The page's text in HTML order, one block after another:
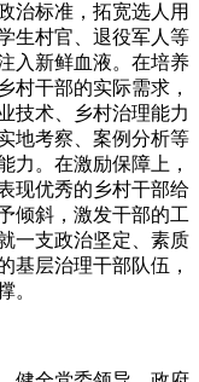
治标准，拓宽选人用
生村官、退役军人等
入新鲜血液。在培养
村干部的实际需求，
技术、乡村治理能力
地考察、案例分析等
力。在激励保障上，
现优秀的乡村干部给
倾斜，激发干部的工
一支政治坚定、素质
基层治理干部队伍，
。